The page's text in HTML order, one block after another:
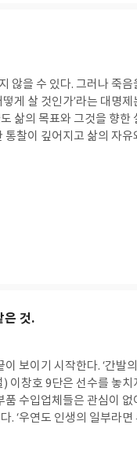
나 역시도 내 과거를 복기
이상을 내고 살면 된다.
완생한 돌들이 만들어 낸
. 많은 조건들이 따라붙
지만 우리들의 삶은 완
루지 못할 꿈인지도 모른
정이 완생으로 가는 디딤
않을 수 있다. 그러나 죽
게 살 것인가’라는 대명
삶의 목표와 그것을 향한
찰이 깊어지고 삶의 자유
닥쳐오고 있지만, 사람들
높이지만 세상의 방향은
어졌다. 허나 죽음은 항
뿐이다. 죽음이라는 단
법칙이다. 세상 만물은 소
근현대의 인물 등 8명의
일치된 삶을 통해서 ‘철학
슬픔과 비탄에 빠지게
고 죽음 이후에 대해 아
이 사라진다는 것이다.
과 다산이 항상 자신의
언제나 느닷없이 찾아온다
지를 알려준다. 붓다와 그
음에 이르고 그 회한과 애
은 것.
보이기 시작한다. ‘간발
이창호 9단은 선수를 놓
수입업체들은 관심이
. ‘우연도 인생의 일부라